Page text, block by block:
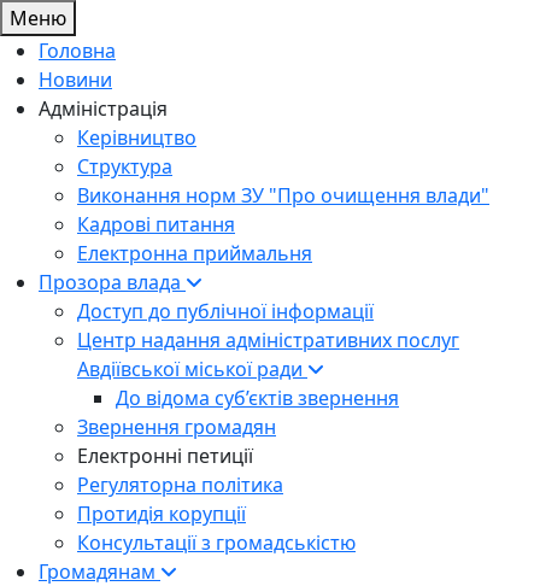
Меню
Головна
Новини
Адміністрація
Керівництво
Структура
Виконання норм ЗУ "Про очищення влади"
Кадрові питання
Електронна приймальня
Прозора влада
Доступ до публічної інформації
Центр надання адміністративних послуг
Авдіївської міської ради
До відома суб’єктів звернення
Звернення громадян
Електронні петиції
Регуляторна політика
Протидія корупції
Консультації з громадськістю
Громадянам